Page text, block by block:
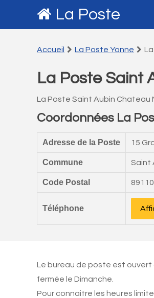
La Poste
Accueil La Poste Yonne
La Poste Saint
La Poste Saint Aubin
Coordonnées La
Adresse de la Poste 15
Commune Saint
Code Postal 89110
Téléphone
Le bureau de poste est ouvert
fermée le Dimanche.
Pour connaitre les heures